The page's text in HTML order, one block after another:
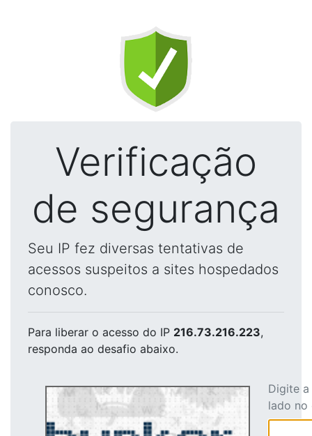
Verificação
de segurança
Seu IP fez diversas tentativas de
acessos suspeitos a sites hospedados
conosco.
Para liberar o acesso do IP 216.73.216.223,
responda ao desafio abaixo.
Digite
lado no